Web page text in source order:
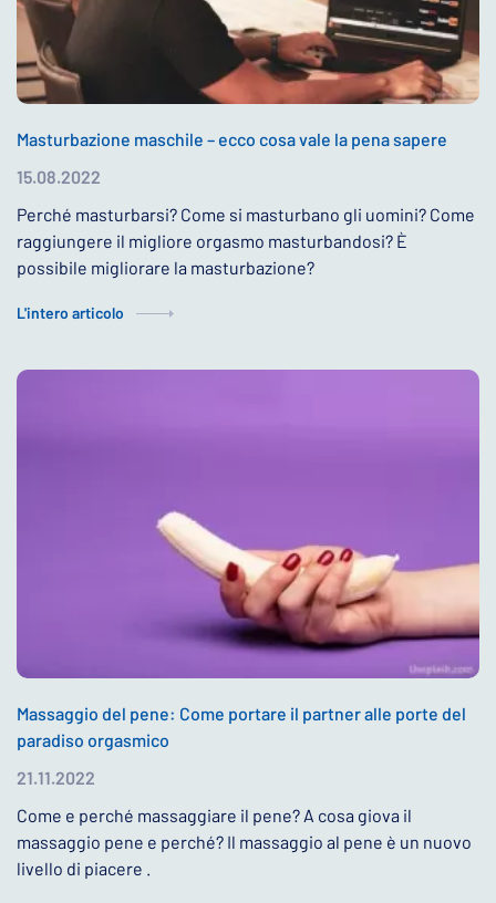
Masturbazione maschile – ecco cosa vale la pena sapere
15.08.2022
Perché masturbarsi? Come si masturbano gli uomini? Come
raggiungere il migliore orgasmo masturbandosi? È
possibile migliorare la masturbazione?
L'intero articolo
Massaggio del pene: Come portare il partner alle porte del
paradiso orgasmico
21.11.2022
Come e perché massaggiare il pene? A cosa giova il
massaggio pene e perché? Il massaggio al pene è un nuovo
livello di piacere .